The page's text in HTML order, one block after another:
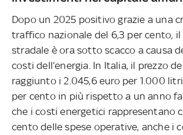
Dopo un 2025 positivo grazie a una
traffico nazionale del 6,3 per cento,
stradale è ora sotto scacco a causa
costi dell’energia. In Italia, il prezzo
raggiunto i 2.045,6 euro per 1.000
per cento in più rispetto a un anno
che i costi energetici rappresentano
cento delle spese operative, anche i